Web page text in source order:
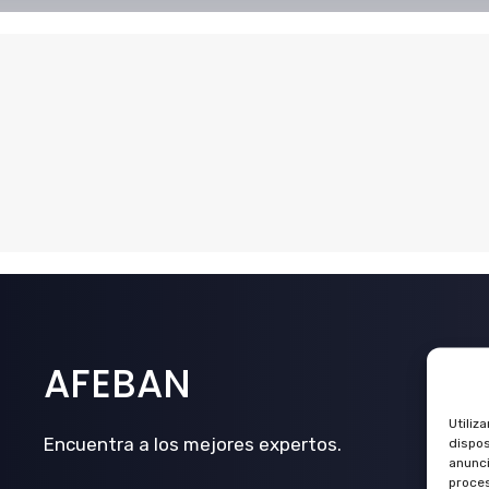
AFEBAN
Encuentra a los mejores expertos.